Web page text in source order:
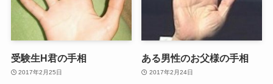
受験生H君の手相
2017年2月25日
ある男性のお父様の手相
2017年2月24日